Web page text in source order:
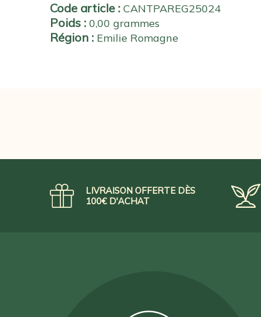
Code article : CANTPAREG25024
Poids : 0,00 grammes
Région : Emilie Romagne
LIVRAISON OFFERTE DÈS
100€ D'ACHAT